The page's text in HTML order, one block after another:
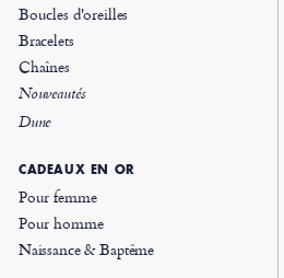
Boucles d'oreilles
Bracelets
Chaînes
Nouveautés
Dune
CADEAUX EN OR
Pour femme
Pour homme
Naissance & Baptême